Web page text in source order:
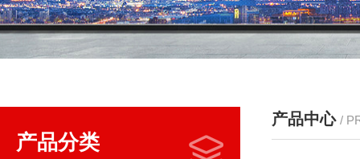
产品分类
产品中心 /